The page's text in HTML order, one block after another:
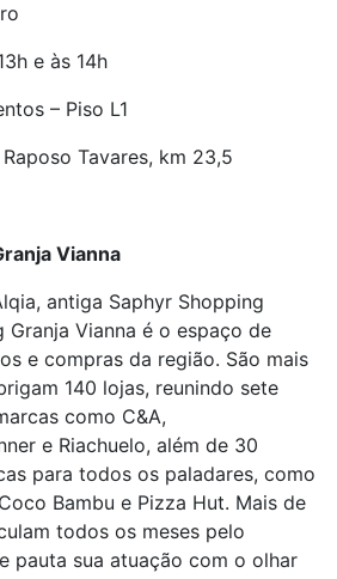
e às 14h
– Piso L1
Tavares, km 23,5
Vianna
antiga Saphyr Shopping
Granja Vianna é o espaço de
e compras da região. São mais
140 lojas, reunindo sete
como C&A,
e Riachuelo, além de 30
para todos os paladares, como
Bambu e Pizza Hut. Mais de
todos os meses pelo
pauta sua atuação com o olhar